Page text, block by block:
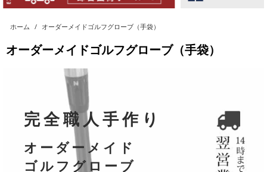
ホーム / オーダーメイドゴルフグローブ（手袋）
オーダーメイドゴルフグローブ（手袋）
触れた瞬間
違いが分かる。
完全職人手作り
オーダーメイド
ゴルフグローブ